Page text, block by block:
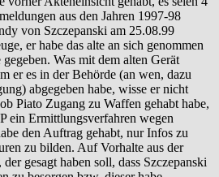
aus den Jahren 1997-98
von Szczepanski am 25.08.99
er habe das alte an sich genommen
Was mit dem alten Gerät
er es in der Behörde (an wen, dazu
abgegeben habe, wisse er nicht
Piato Zugang zu Waffen gehabt habe,
ein Ermittlungsverfahren wegen
den Auftrag gehabt, nur Infos zu
zu bilden. Auf Vorhalte aus der
gesagt haben soll, dass Szczepanski